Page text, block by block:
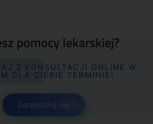
pomocy lekarskiej?
Z KONSULTACJI ONLINE W
DLA CIEBIE TERMINIE!
Zarejestruj się